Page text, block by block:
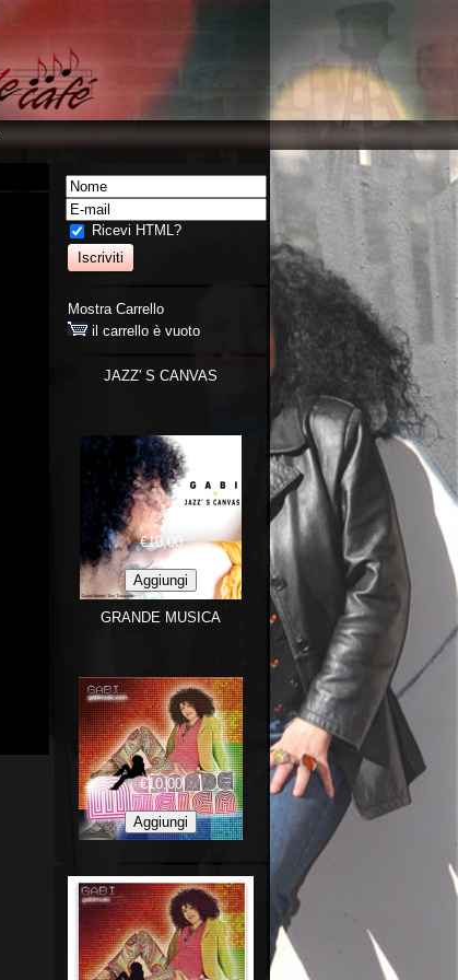
Ricevi HTML?
Mostra Carrello
il carrello è vuoto
JAZZ' S CANVAS
€10,00
GRANDE MUSICA
€10,00